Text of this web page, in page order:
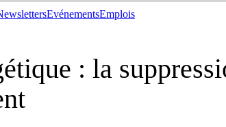
EvénementsEmplois
: la